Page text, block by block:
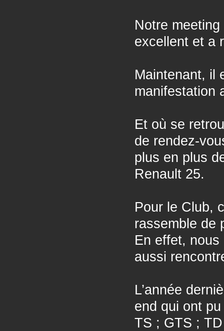
Notre
excellent et a
Maintenant, il
manifestation
Et où se
de rendez-
plus en plus
Renault 25.
Pour le Club,
rassemble de
En effet,
aussi
L’année
end qui ont
TS ; GTS ;